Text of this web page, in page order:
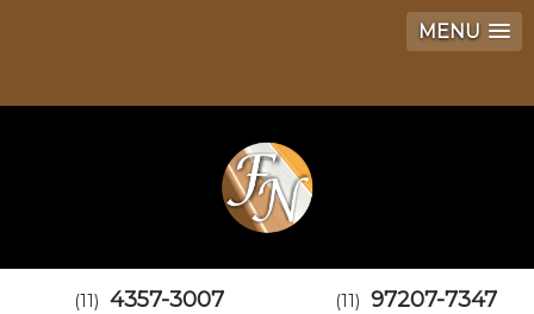
MENU
(11) 4357-3007 (11) 97207-7347